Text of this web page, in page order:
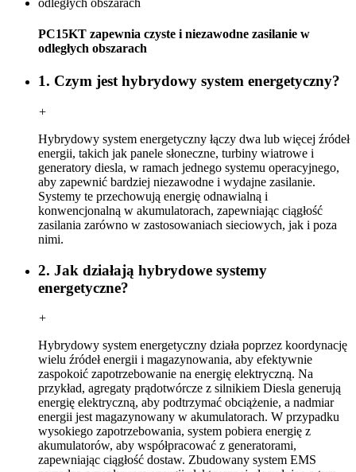
PC15KT zapewnia czyste i niezawodne zasilanie w
odległych obszarach
1. Czym jest hybrydowy system energetyczny?
+
Hybrydowy system energetyczny łączy dwa lub więcej źródeł
energii, takich jak panele słoneczne, turbiny wiatrowe i
generatory diesla, w ramach jednego systemu operacyjnego,
aby zapewnić bardziej niezawodne i wydajne zasilanie.
Systemy te przechowują energię odnawialną i
konwencjonalną w akumulatorach, zapewniając ciągłość
zasilania zarówno w zastosowaniach sieciowych, jak i poza
nimi.
2. Jak działają hybrydowe systemy
energetyczne?
+
Hybrydowy system energetyczny działa poprzez koordynację
wielu źródeł energii i magazynowania, aby efektywnie
zaspokoić zapotrzebowanie na energię elektryczną. Na
przykład, agregaty prądotwórcze z silnikiem Diesla generują
energię elektryczną, aby podtrzymać obciążenie, a nadmiar
energii jest magazynowany w akumulatorach. W przypadku
wysokiego zapotrzebowania, system pobiera energię z
akumulatorów, aby współpracować z generatorami,
zapewniając ciągłość dostaw. Zbudowany system EMS